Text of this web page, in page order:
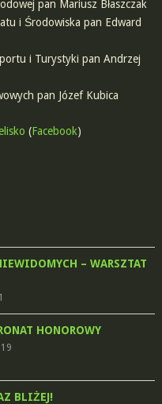
pan Mariusz Błaszczak
i Środowiska pan Edward
i Turystyki pan Andrzej
pan Józef Kubica
(Facebook)
– WARSZTAT
HONOROWY
BLIŻEJ!